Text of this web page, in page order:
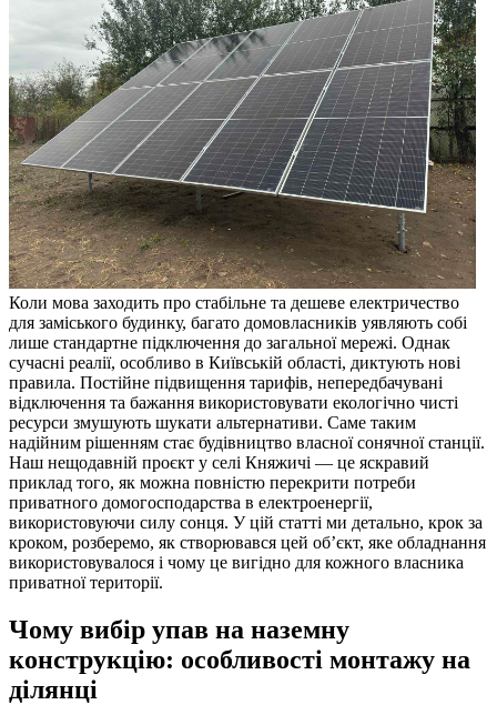
Коли мова заходить про стабільне та дешеве електричество
для заміського будинку, багато домовласників уявляють собі
лише стандартне підключення до загальної мережі. Однак
сучасні реалії, особливо в Київській області, диктують нові
правила. Постійне підвищення тарифів, непередбачувані
відключення та бажання використовувати екологічно чисті
ресурси змушують шукати альтернативи. Саме таким
надійним рішенням стає будівництво власної сонячної станції.
Наш нещодавній проєкт у селі Княжичі — це яскравий
приклад того, як можна повністю перекрити потреби
приватного домогосподарства в електроенергії,
використовуючи силу сонця. У цій статті ми детально, крок за
кроком, розберемо, як створювався цей об’єкт, яке обладнання
використовувалося і чому це вигідно для кожного власника
приватної території.
Чому вибір упав на наземну
конструкцію: особливості монтажу на
ділянці